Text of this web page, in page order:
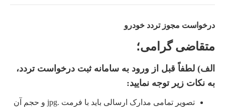
درخواست مجوز تردد خودرو
متقاضی گرامی؛
الف) لطفاً قبل از ورود به سامانه ثبت درخواست تردد،
به نکات زیر توجه نمایید:
تصویر تمامی مدارک ارسالی باید با فرمت
.jpg و حجم آن